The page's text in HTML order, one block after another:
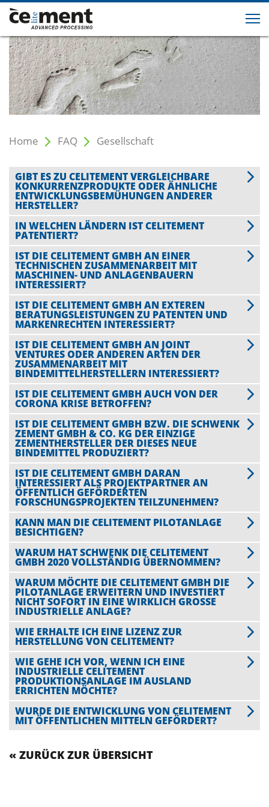
Home FAQ Gesellschaft
GIBT ES ZU CELITEMENT VERGLEICHBARE
KONKURRENZPRODUKTE ODER ÄHNLICHE
ENTWICKLUNGSBEMÜHUNGEN ANDERER
HERSTELLER?
IN WELCHEN LÄNDERN IST CELITEMENT
PATENTIERT?
IST DIE CELITEMENT GMBH AN EINER
TECHNISCHEN ZUSAMMENARBEIT MIT
MASCHINEN- UND ANLAGENBAUERN
INTERESSIERT?
IST DIE CELITEMENT GMBH AN EXTEREN
BERATUNGSLEISTUNGEN ZU PATENTEN UND
MARKENRECHTEN INTERESSIERT?
IST DIE CELITEMENT GMBH AN JOINT
VENTURES ODER ANDEREN ARTEN DER
ZUSAMMENARBEIT MIT
BINDEMITTELHERSTELLERN INTERESSIERT?
IST DIE CELITEMENT GMBH AUCH VON DER
CORONA KRISE BETROFFEN?
IST DIE CELITEMENT GMBH BZW. DIE SCHWENK
ZEMENT GMBH & CO. KG DER EINZIGE
ZEMENTHERSTELLER DER DIESES NEUE
BINDEMITTEL PRODUZIERT?
IST DIE CELITEMENT GMBH DARAN
INTERESSIERT ALS PROJEKTPARTNER AN
ÖFFENTLICH GEFÖRDERTEN
FORSCHUNGSPROJEKTEN TEILZUNEHMEN?
KANN MAN DIE CELITEMENT PILOTANLAGE
BESICHTIGEN?
WARUM HAT SCHWENK DIE CELITEMENT
GMBH 2020 VOLLSTÄNDIG ÜBERNOMMEN?
WARUM MÖCHTE DIE CELITEMENT GMBH DIE
PILOTANLAGE ERWEITERN UND INVESTIERT
NICHT SOFORT IN EINE WIRKLICH GROSSE I
NDUSTRIELLE ANLAGE?
WIE ERHALTE ICH EINE LIZENZ ZUR
HERSTELLUNG VON CELITEMENT?
WIE GEHE ICH VOR, WENN ICH EINE
INDUSTRIELLE CELITEMENT
PRODUKTIONSANLAGE IM AUSLAND
ERRICHTEN MÖCHTE?
WURDE DIE ENTWICKLUNG VON CELITEMENT
MIT ÖFFENTLICHEN MITTELN GEFÖRDERT?
« ZURÜCK ZUR ÜBERSICHT